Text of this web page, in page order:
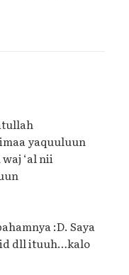
yaquuluun
‘al nii
:D. Saya
dll ituuh…kalo